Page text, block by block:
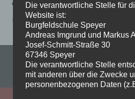
Wochenplan-Musik-7a_b_4.5.-8.5.
Impressum &
WordPress-Theme: Dynamic
Die verantwortliche Stelle für
Website ist:
Burgfeldschule Speyer
Andreas Imgrund und Markus
Josef-Schmitt-Straße 30
67346 Speyer
Die verantwortliche Stelle
mit anderen über die Zwecke
personenbezogenen Daten